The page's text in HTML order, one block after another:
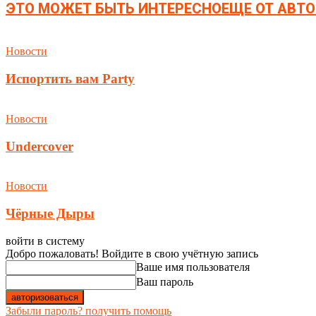
ЭТО МОЖЕТ БЫТЬ ИНТЕРЕСНОЕЩЕ ОТ
Новости
Испортить вам Party
Новости
Undercover
Новости
Чёрные Дыры
войти в систему
Добро пожаловать! Войдите в свою учётную запись
Ваше имя пользователя
Ваш пароль
Забыли пароль? получить помощь